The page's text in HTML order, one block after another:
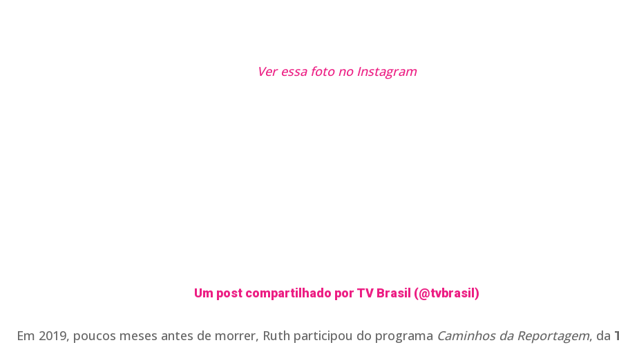
Ver essa foto no Instagram
Um post compartilhado por TV Brasil (@tvbrasil)
Em 2019, poucos meses antes de morrer, Ruth participou do programa Caminhos da Reportagem, da